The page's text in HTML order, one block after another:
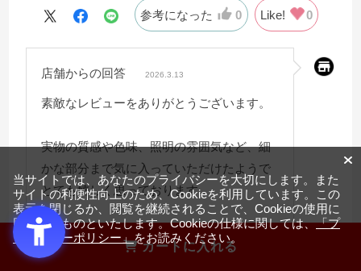
カートに入れる
照明もまぶしくなく、画像だとわかりづらいですが縦に
入ったルーバーがとても上品です。
私が購入したのはオーク色ですが、白に近くなく黄色み
もつよくない明るい色です。
を確かめてみるのをおすすめいたします。
＜使用感について＞
問題なく使用しております。
＜総合＞
とても満足しております。価格と質のバランスが取れて
いると思います。
参考になった 0 Like! 0
店舗からの回答 2026.3.13
素敵なレビューをありがとうございます。
実物の質感や色味、照明の雰囲気など、細
かな部分まで気に入っていただけたようで
とても嬉しく思っております。
スタッフ一同、またのご利用をお待ちして
おります。
当サイトでは、あなたのプライバシーを大切にします。また
サイトの利便性向上のため、Cookieを利用しています。この
表示を閉じるか、閲覧を継続されることで、Cookieの使用に
同意するものといたします。Cookieの仕様に関しては、「プ
ライバシーポリシー」をお読みください。